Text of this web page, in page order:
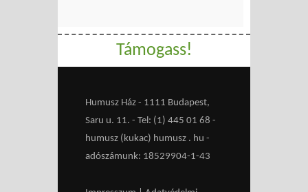
Támogass!
Humusz Ház - 1111 Budapest,
Saru u. 11. - Tel: (1) 445 01 68 -
humusz (kukac) humusz . hu -
adószámunk: 18529904-1-43